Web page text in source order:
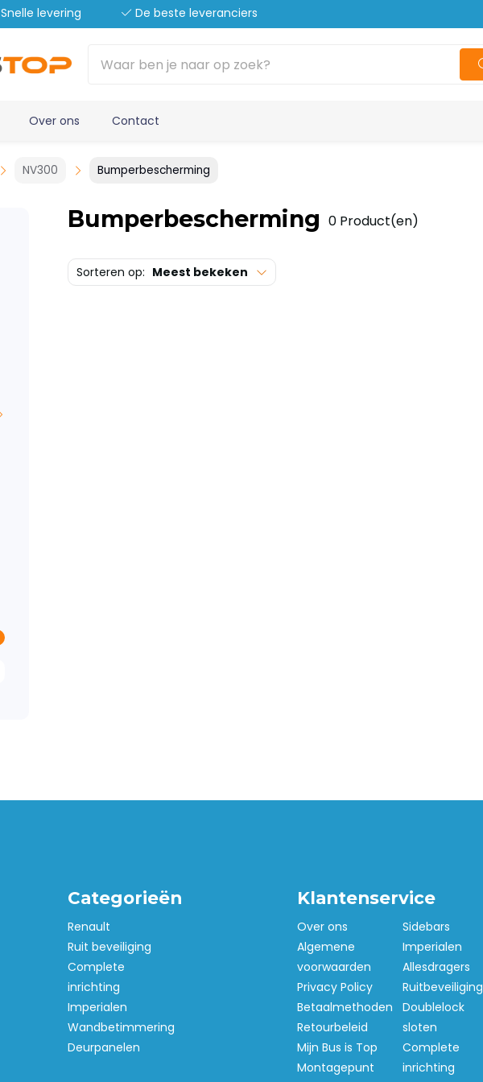
Snelle levering De beste leveranciers
Over ons Contact
NV300 Bumperbescherming
Bumperbescherming 0 Product(en)
Sorteren op: Meest bekeken
Categorieën
Renault
Ruit beveiliging
Complete
inrichting
Imperialen
Wandbetimmering
Deurpanelen
Klantenservice
Over ons
Algemene
voorwaarden
Privacy Policy
Betaalmethoden
Retourbeleid
Mijn Bus is Top
Montagepunt
Sidebars
Imperialen
Allesdragers
Ruitbeveiliging
Doublelock
sloten
Complete
inrichting